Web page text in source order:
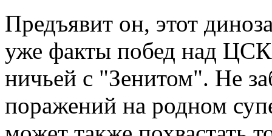
Предъявит он, этот
уже факты побед над
ничьей с "Зенитом". Не
поражений на родном